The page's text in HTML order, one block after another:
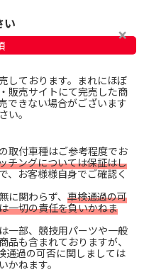
い
しております。まれにほぼ
販売サイトにて完売した商
できない場合がございます
い。
取付車種はご参考程度でお
チングについては保証はし
、お客様様自身でご確認く
に関わらず、 車検通過の可
一切の責任を負いかねま
一部、競技用パーツや一般
品も含まれておりますが、
通過の可否に関しましては
かねます。